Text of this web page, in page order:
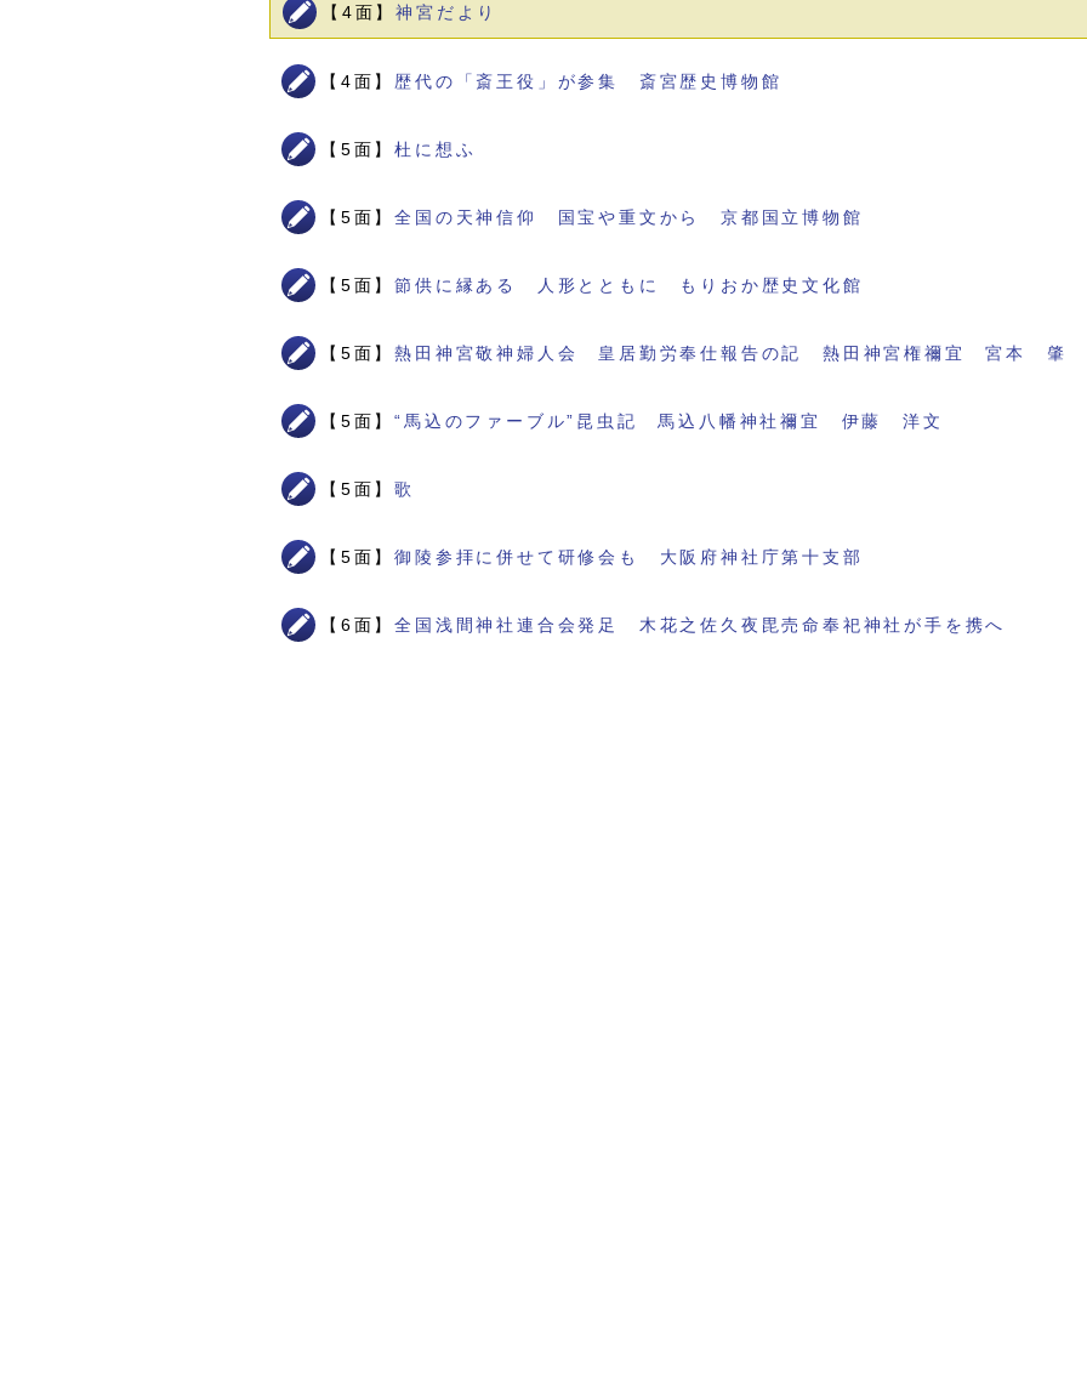
【4面】神宮だより
【4面】 歴代の「斎王役」が参集 斎宮歴史博物館
【5面】杜に想ふ
【5面】全国の天神信仰 国宝や重文から 京都国立博物館
【5面】節供に縁ある 人形とともに もりおか歴史文化館
【5面】熱田神宮敬神婦人会 皇居勤労奉仕報告の記 熱田神宮権禰宜 宮本 肇
【5面】“馬込のファーブル”昆虫記 馬込八幡神社禰宜 伊藤 洋文
【5面】歌
【5面】御陵参拝に併せて研修会も 大阪府神社庁第十支部
【6面】全国浅間神社連合会発足 木花之佐久夜毘売命奉祀神社が手を携へ